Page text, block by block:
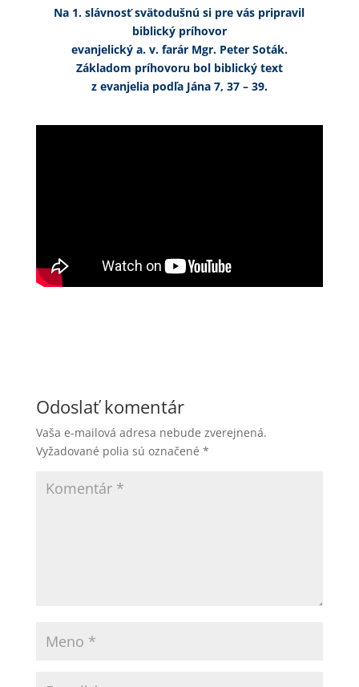
Na 1. slávnosť svätodušnú si pre vás pripravil
biblický príhovor
evanjelický a. v. farár Mgr. Peter Soták.
Základom príhovoru bol biblický text
z evanjelia podľa Jána 7, 37 – 39.
Odoslať komentár
Vaša e-mailová adresa nebude zverejnená.
Vyžadované polia sú označené *